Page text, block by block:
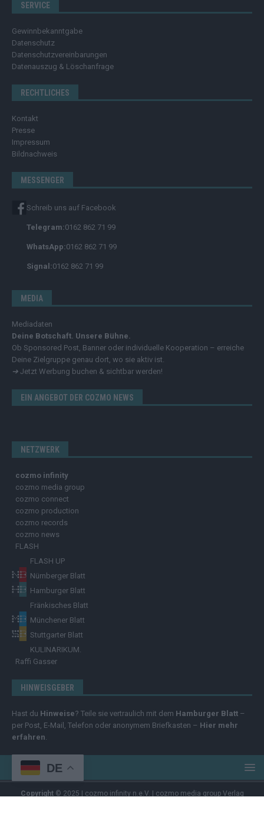
SERVICE
Gewinnbekanntgabe
Datenschutz
Datenschutzvereinbarungen
Datenauszug & Löschanfrage
RECHTLICHES
Kontakt
Presse
Impressum
Bildnachweis
MESSENGER
Schreib uns auf Facebook
Telegram:0162 862 71 99
WhatsApp:0162 862 71 99
Signal:0162 862 71 99
MEDIA
Mediadaten
Deine Botschaft. Unsere Bühne.
Ob Sponsored Post, Banner oder individuelle Kooperation – erreiche
Deine Zielgruppe genau dort, wo sie aktiv ist.
➔ Jetzt Werbung buchen & sichtbar werden!
EIN ANGEBOT DER COZMO NEWS
NETZWERK
cozmo infinity
cozmo media group
cozmo connect
cozmo production
cozmo records
cozmo news
FLASH
FLASH UP
Nürnberger Blatt
Hamburger Blatt
Fränkisches Blatt
Münchener Blatt
Stuttgarter Blatt
KULINARIKUM.
Raffi Gasser
HINWEISGEBER
Hast du Hinweise? Teile sie vertraulich mit dem Hamburger Blatt –
per Post, E-Mail, Telefon oder anonymem Briefkasten – Hier mehr
erfahren.
Copyright© 2025 | cozmo infinity n.e.V. | cozmo media group Verlag
DE